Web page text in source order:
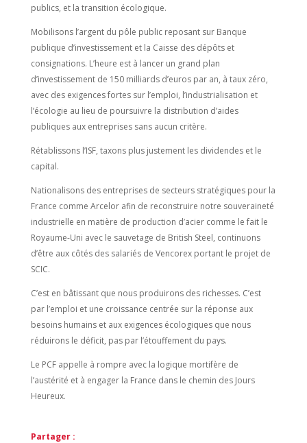
publics, et la transition écologique.
Mobilisons l’argent du pôle public reposant sur Banque
publique d’investissement et la Caisse des dépôts et
consignations. L’heure est à lancer un grand plan
d’investissement de 150 milliards d’euros par an, à taux zéro,
avec des exigences fortes sur l’emploi, l’industrialisation et
l’écologie au lieu de poursuivre la distribution d’aides
publiques aux entreprises sans aucun critère.
Rétablissons l’ISF, taxons plus justement les dividendes et le
capital.
Nationalisons des entreprises de secteurs stratégiques pour la
France comme Arcelor afin de reconstruire notre souveraineté
industrielle en matière de production d’acier comme le fait le
Royaume-Uni avec le sauvetage de British Steel, continuons
d’être aux côtés des salariés de Vencorex portant le projet de
SCIC.
C’est en bâtissant que nous produirons des richesses. C’est
par l’emploi et une croissance centrée sur la réponse aux
besoins humains et aux exigences écologiques que nous
réduirons le déficit, pas par l’étouffement du pays.
Le PCF appelle à rompre avec la logique mortifère de
l’austérité et à engager la France dans le chemin des Jours
Heureux.
Partager :